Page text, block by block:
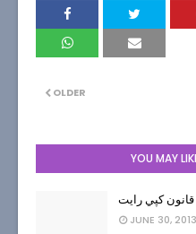
OLDER
YOU MAY
قانون كپي رايت
JUNE 30, 2013